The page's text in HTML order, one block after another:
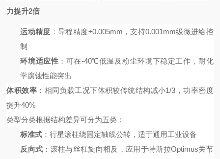
力提升2倍
运动精度 ：导程精度±0.005mm，支持0.001mm级微进给控
制
环境适应性 ：可在-40℃低温及粉尘环境下稳定工作，耐化
学腐蚀性能突出
体积效率 ：相同负载工况下体积较传统结构减小1/3，功率密度
提升40%
类型分类根据结构差异可分为五类：
标准式 ：行星滚柱绕固定轴线公转，适于通用工业设备
反向式 ：滚柱与丝杠旋向相反，应用于特斯拉Optimus关节